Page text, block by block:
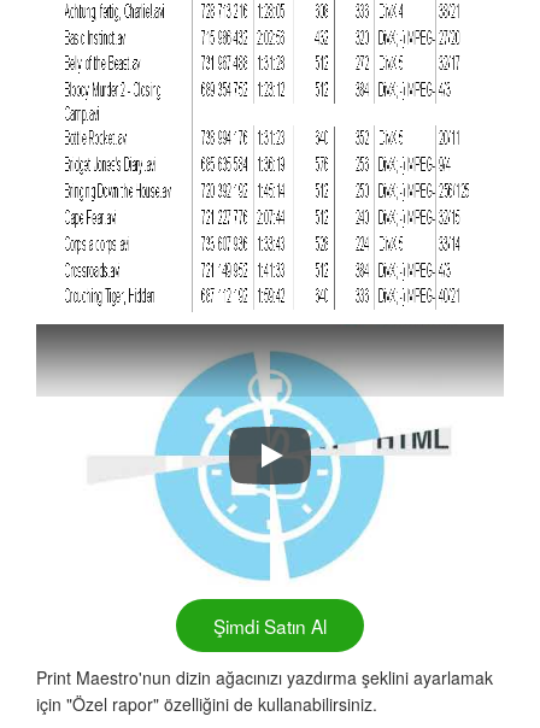
Klasör Ağacı Hızlı ve Kolay Yazdır
Şimdi Satın Al
Print Maestro'nun dizin ağacınızı yazdırma şeklini ayarlamak
için "Özel rapor" özelliğini de kullanabilirsiniz.